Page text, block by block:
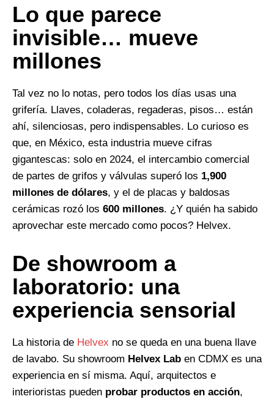
Lo que parece
invisible… mueve
millones
Tal vez no lo notas, pero todos los días usas una
grifería. Llaves, coladeras, regaderas, pisos… están
ahí, silenciosas, pero indispensables. Lo curioso es
que, en México, esta industria mueve cifras
gigantescas: solo en 2024, el intercambio comercial
de partes de grifos y válvulas superó los 1,900
millones de dólares, y el de placas y baldosas
cerámicas rozó los 600 millones. ¿Y quién ha sabido
aprovechar este mercado como pocos? Helvex.
De showroom a
laboratorio: una
experiencia sensorial
La historia de Helvex no se queda en una buena llave
de lavabo. Su showroom Helvex Lab en CDMX es una
experiencia en sí misma. Aquí, arquitectos e
interioristas pueden probar productos en acción,